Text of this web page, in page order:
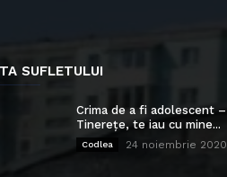
SUFLETULUI
Crima de a fi adolescent –
Tinerețe, te iau cu mine...
Codlea 24 noiembrie 2020